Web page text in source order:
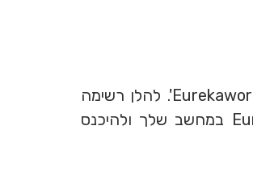
על מנת להיכנס לעולם הוירטואלי צריך תוכנה בשם 'Eurekaworld Viewer'. להלן רשימה
של צעדים שעליך לנקוט כדי להפעיל את Eurekaworld Viewer במחשב שלך ולהיכנס